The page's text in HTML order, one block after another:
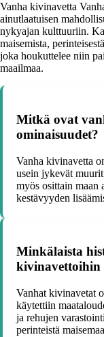
Vanha kivinavetta
ainutlaatuisen
nykyajan kulttuuriin.
maisemista,
joka houkuttelee niin
maailmaa.
Mitkä ovat
ominaisuudet?
Vanha kivinavetta
usein jykevät
myös osittain maan
kestävyyden
Minkälaista
kivinavettoihin
Vanhat kivinavetat
käytettiin
ja rehujen
perinteistä